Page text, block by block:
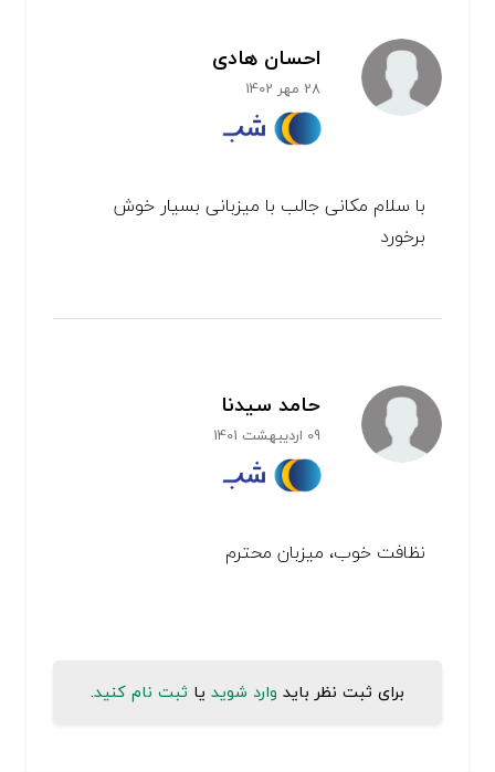
احسان هادی
28 مهر 1402
با سلام مکانی جالب با میزبانی بسیار خوش
برخورد
حامد سیدنا
09 اردیبهشت 1401
نظافت خوب، میزبان محترم
برای ثبت نظر باید وارد شوید یا ثبت نام کنید.